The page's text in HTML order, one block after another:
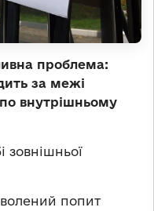
проблема:
за межі
по внутрішньому
зовнішньої
попит